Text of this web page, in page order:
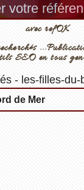
votre
avec refOK
SEO en tous
- les-filles-du-
de Mer